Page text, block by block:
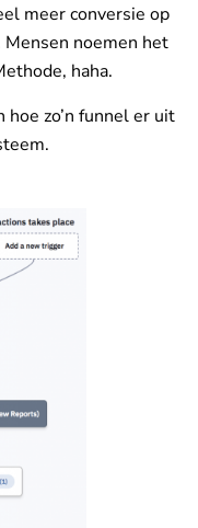
meer conversie op
noemen het
haha.
zo’n funnel er uit